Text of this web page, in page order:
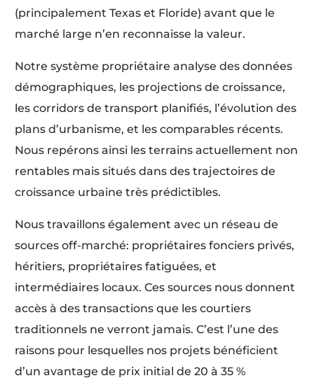
(principalement Texas et Floride) avant que le
marché large n’en reconnaisse la valeur.
Notre système propriétaire analyse des données
démographiques, les projections de croissance,
les corridors de transport planifiés, l’évolution des
plans d’urbanisme, et les comparables récents.
Nous repérons ainsi les terrains actuellement non
rentables mais situés dans des trajectoires de
croissance urbaine très prédictibles.
Nous travaillons également avec un réseau de
sources off-marché: propriétaires fonciers privés,
héritiers, propriétaires fatiguées, et
intermédiaires locaux. Ces sources nous donnent
accès à des transactions que les courtiers
traditionnels ne verront jamais. C’est l’une des
raisons pour lesquelles nos projets bénéficient
d’un avantage de prix initial de 20 à 35 %